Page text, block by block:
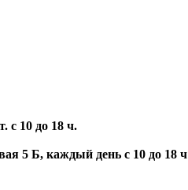
с 10 до 18 ч.
5 Б, каждый день с 10 до 18 ч